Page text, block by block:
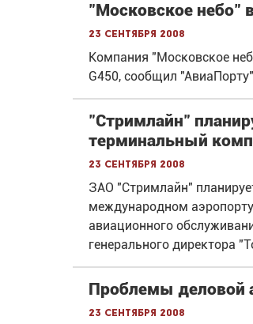
"Московское небо"
23 сентября 2008
Компания "Московское
G450, сообщил
"Стримлайн"
терминальный
23 сентября 2008
ЗАО "Стримлайн"
международном
авиационного
генерального директора
Проблемы деловой
23 сентября 2008